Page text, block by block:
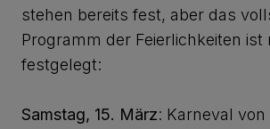
stehen bereits fest, aber das
Programm der Feierlichkeiten ist
festgelegt:
Samstag, 15. März: Karneval von